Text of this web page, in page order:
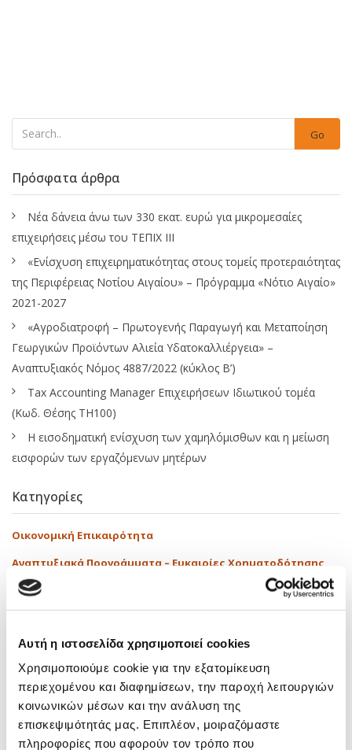
Αυτή η ιστοσελίδα χρησιμοποιεί cookies
Χρησιμοποιούμε cookie για την εξατομίκευση
περιεχομένου και διαφημίσεων, την παροχή λειτουργιών
κοινωνικών μέσων και την ανάλυση της
επισκεψιμότητάς μας. Επιπλέον, μοιραζόμαστε
πληροφορίες που αφορούν τον τρόπο που
Go
Πρόσφατα άρθρα
Νέα δάνεια άνω των 330 εκατ. ευρώ για μικρομεσαίες
επιχειρήσεις μέσω του ΤΕΠΙΧ ΙΙΙ
«Ενίσχυση επιχειρηματικότητας στους τομείς προτεραιότητας
της Περιφέρειας Νοτίου Αιγαίου» – Πρόγραμμα «Νότιο Αιγαίο»
2021-2027
«Αγροδιατροφή – Πρωτογενής Παραγωγή και Μεταποίηση
Γεωργικών Προϊόντων Αλιεία Υδατοκαλλιέργεια» –
Αναπτυξιακός Νόμος 4887/2022 (κύκλος Β’)
Tax Accounting Manager Επιχειρήσεων Ιδιωτικού τομέα
(Κωδ. Θέσης ΤΗ100)
Η εισοδηματική ενίσχυση των χαμηλόμισθων και η μείωση
εισφορών των εργαζόμενων μητέρων
Κατηγορίες
Οικονομική Επικαιρότητα
Αναπτυξιακά Προγράμματα – Ευκαιρίες Χρηματοδότησης
Εκπαιδευτικά
Media
Νόμοι – Εγκύκλιοι
Tags